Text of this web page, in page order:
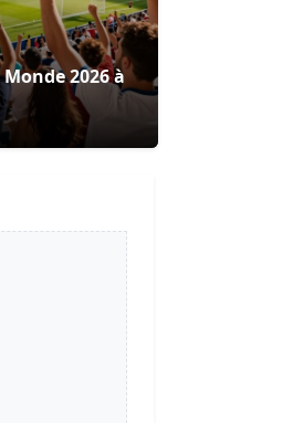
2026 à